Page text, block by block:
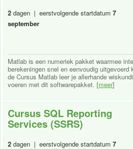
2 dagen | eerstvolgende startdatum 7
september
Matlab is een numeriek pakket waarmee
berekeningen snel en eenvoudig uitgevoerd
de Cursus Matlab leer je allerhande
voeren met dit softwarepakket. [meer]
Cursus SQL Reporting
Services (SSRS)
2 dagen | eerstvolgende startdatum 7